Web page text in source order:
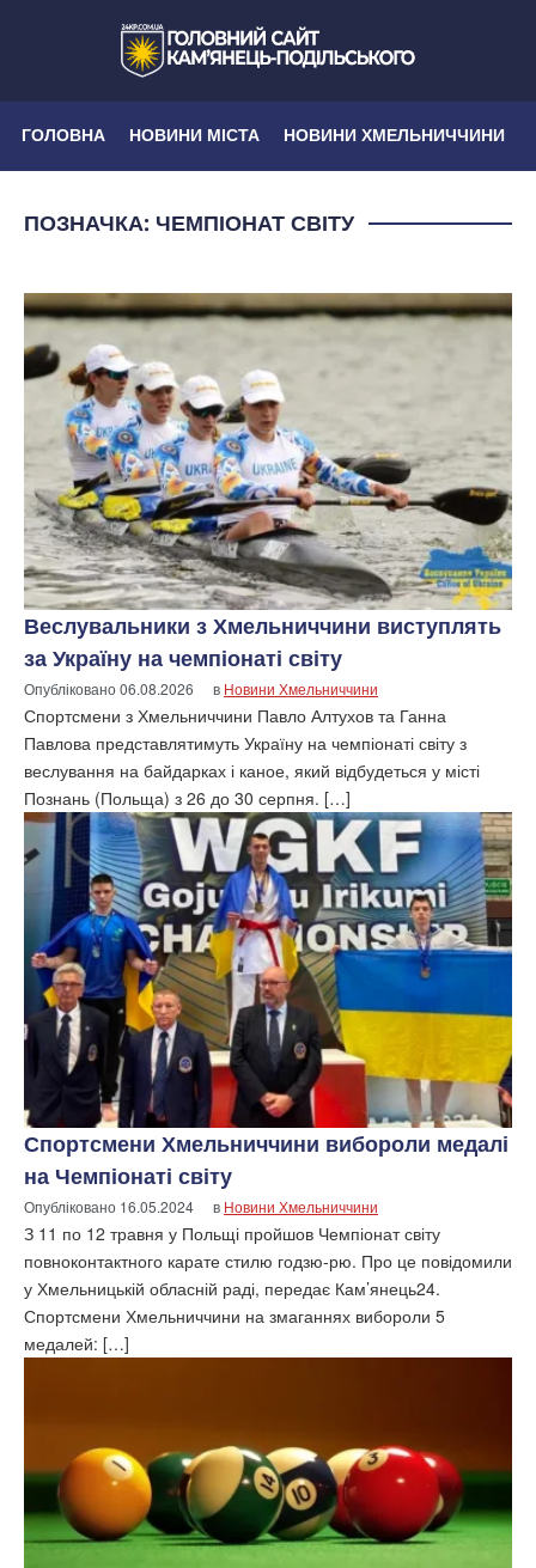
ГОЛОВНА НОВИНИ МІСТА НОВИНИ ХМЕЛЬНИЧЧИНИ
ПОЗНАЧКА: ЧЕМПІОНАТ СВІТУ
Веслувальники з Хмельниччини виступлять
за Україну на чемпіонаті світу
Опубліковано06.08.2026 в Новини Хмельниччини
Спортсмени з Хмельниччини Павло Алтухов та Ганна
Павлова представлятимуть Україну на чемпіонаті світу з
веслування на байдарках і каное, який відбудеться у місті
Познань (Польща) з 26 до 30 серпня. […]
Спортсмени Хмельниччини вибороли медалі
на Чемпіонаті світу
Опубліковано 16.05.2024 в Новини Хмельниччини
З 11 по 12 травня у Польщі пройшов Чемпіонат світу
повноконтактного карате стилю годзю-рю. Про це повідомили
у Хмельницькій обласній раді, передає Кам’янець24.
Спортсмени Хмельниччини на змаганнях вибороли 5
медалей: […]